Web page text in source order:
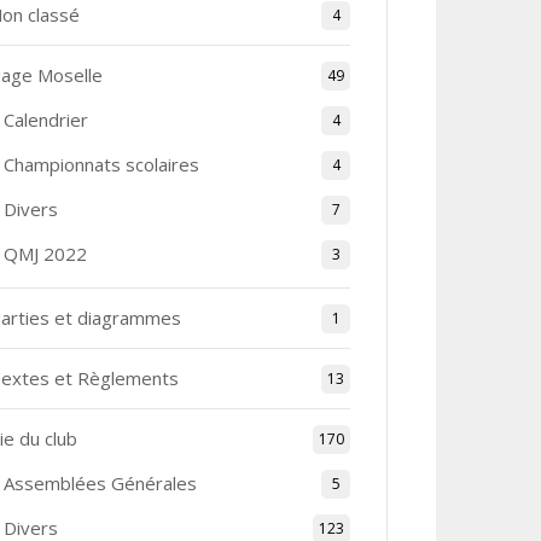
classé 4
Moselle 49
Calendrier 4
Championnats scolaires 4
Divers 7
QMJ 2022 3
et diagrammes 1
et Règlements 13
du club 170
Assemblées Générales 5
Divers 123